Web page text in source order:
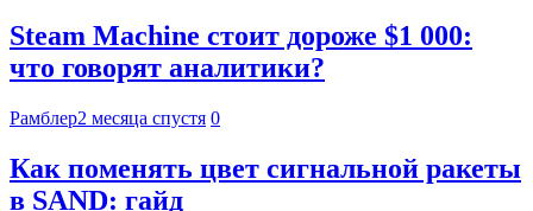
Steam Machine стоит дороже $1 000:
что говорят аналитики?
Рамблер2 месяца спустя 0
Как поменять цвет сигнальной ракеты
в SAND: гайд